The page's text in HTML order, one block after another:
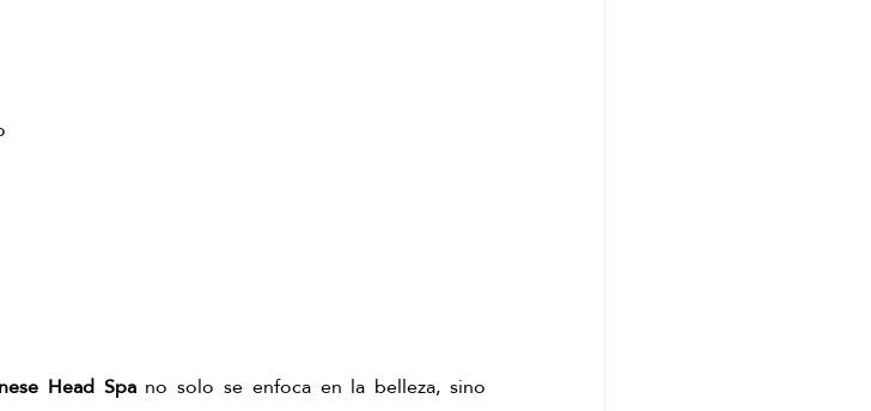
Head Spa no solo se enfoca en la belleza, sino